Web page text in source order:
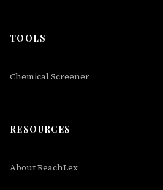
TOOLS
Chemical Screener
RESOURCES
About ReachLex